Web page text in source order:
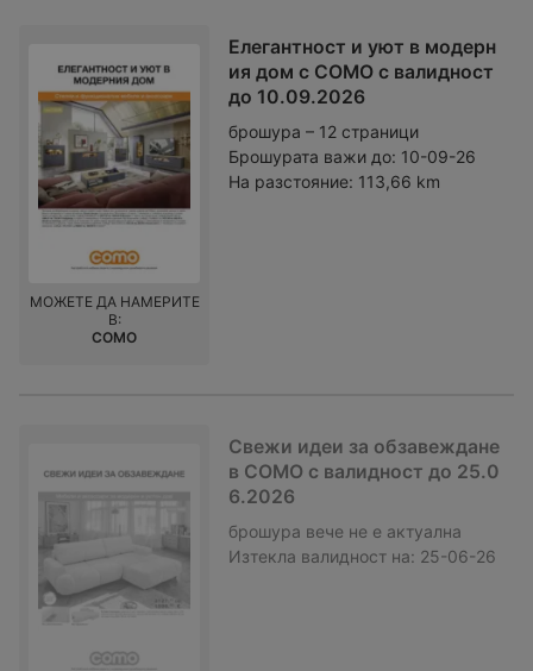
Елегантност и уют в модерн
ия дом с COMO с валидност
до 10.09.2026
брошура – 12 страници
Брошурата важи до: 10-09-26
На разстояние: 113,66 km
МОЖЕТЕ ДА НАМЕРИТЕ
В:
COMO
Свежи идеи за обзавеждане
в COMO с валидност до 25.0
6.2026
брошура вече не е актуална
Изтекла валидност на: 25-06-26